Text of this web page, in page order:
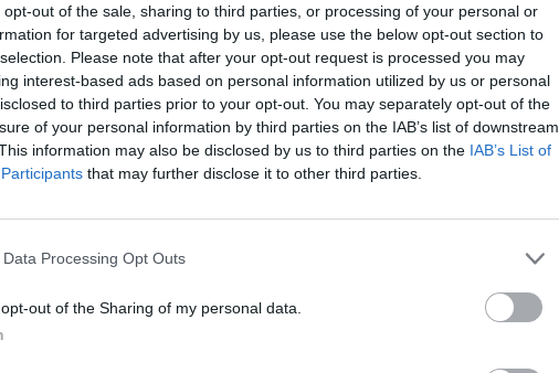
opt-out of the sale, sharing to third parties, or processing of your personal or
for targeted advertising by us, please use the below opt-out section to
Please note that after your opt-out request is processed you may
interest-based ads based on personal information utilized by us or personal
to third parties prior to your opt-out. You may separately opt-out of the
of your personal information by third parties on the IAB’s list of downstream
information may also be disclosed by us to third parties on the IAB’s List of
that may further disclose it to other third parties.
Data Processing Opt Outs
out of the Sharing of my personal data.
Βανδή
με την Μελίνα
Ζήνα σχολίασε
όλοι σκεφτήκαμε